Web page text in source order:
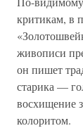
критикам, в
живописи
он пишет
старика —
восхищение
колоритом.